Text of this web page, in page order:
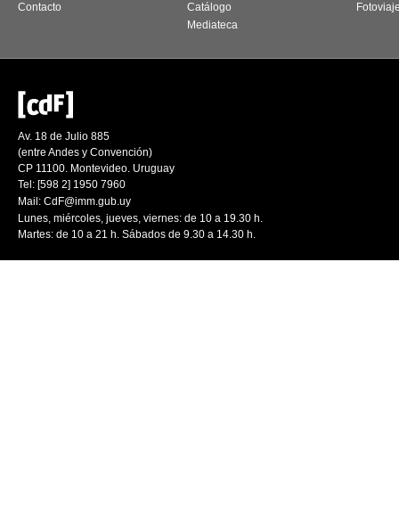
Contacto
Catálogo
Mediateca
Av. 18 de Julio 885
(entre Andes y Convención)
CP 11100. Montevideo. Uruguay
Tel: [598 2] 1950 7960
Mail: CdF@imm.gub.uy
Lunes, miércoles, jueves, viernes: de 10 a 19.30 h.
Martes: de 10 a 21 h. Sábados de 9.30 a 14.30 h.